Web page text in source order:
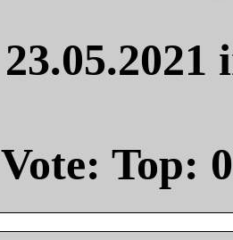
Vote: Top: 0